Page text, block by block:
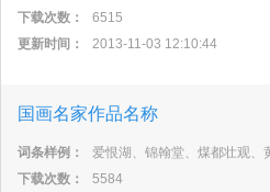
下载次数：
6515
更新时间：
2013-11-03 12:10:44
国画名家作品名称
词条样例：
爱恨湖、锦翰堂、煤都壮观、
下载次数：
5584